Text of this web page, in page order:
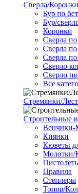
Сверла/Коронки
Бур по
Бур/
Коронки
Сверла по
Сверла
Сверла
Сверло
Сверло
Все
Стремянки/
Строительные
Венчики-
Киянки
Кюветы
Молотки/
Правила
Степлеры
Топор/